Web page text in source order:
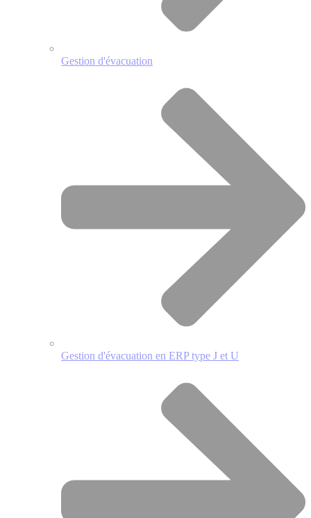
Gestion d'évacuation
Gestion d'évacuation en ERP type J et U